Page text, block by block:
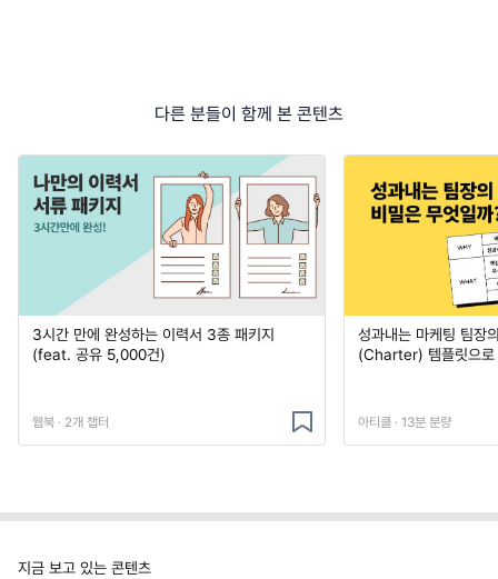
다른 분들이 함께 본 콘텐츠
3시간 만에 완성하는 이력서 3종 패키지
(feat. 공유 5,000건)
웹북 · 2개 챕터
성과내는 마케팅 팀장
(Charter) 템플릿으로
아티클 · 13분 분량
지금 보고 있는 콘텐츠